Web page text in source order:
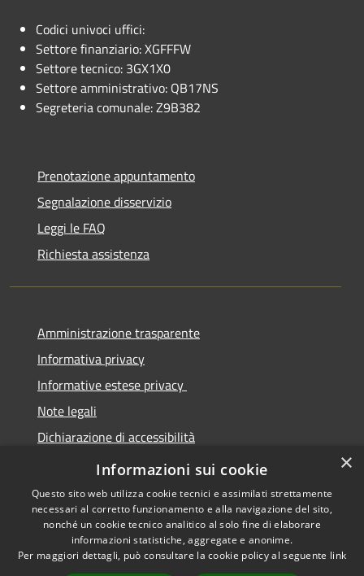
Codici univoci uffici:
Settore finanziario: XGFFFW
Settore tecnico: 3GX1X0
Settore amministrativo: QB17NS
Segreteria comunale: Z9B382
Prenotazione appuntamento
Segnalazione disservizio
Leggi le FAQ
Richiesta assistenza
Amministrazione trasparente
Informativa privacy
Informative estese privacy
Note legali
Dichiarazione di accessibilità
Obbiettivi di Accessibilità
Accessibilità
Copyright © 2026 • Comune di
Torre De' Passeri • Powered by
×
Informazioni sui cookie
Questo sito web utilizza cookie tecnici e assimilati strettamente
necessari al corretto funzionamento e alla navigazione del sito,
nonché un cookie tecnico analitico al solo fine di elaborare
informazioni statistiche, aggregate e anonime.
Per maggiori dettagli, può consultare la cookie policy al seguente link